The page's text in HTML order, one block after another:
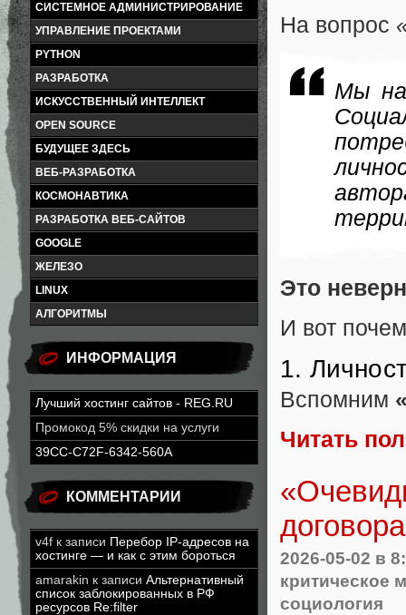
СИСТЕМНОЕ АДМИНИСТРИРОВАНИЕ
УПРАВЛЕНИЕ ПРОЕКТАМИ
PYTHON
РАЗРАБОТКА
ИСКУССТВЕННЫЙ ИНТЕЛЛЕКТ
OPEN SOURCE
БУДУЩЕЕ ЗДЕСЬ
ВЕБ-РАЗРАБОТКА
КОСМОНАВТИКА
РАЗРАБОТКА ВЕБ-САЙТОВ
GOOGLE
ЖЕЛЕЗО
LINUX
АЛГОРИТМЫ
ИНФОРМАЦИЯ
Лучший хостинг сайтов - REG.RU
Промокод 5% скидки на услуги
39CC-C72F-6342-560A
КОММЕНТАРИИ
v4f к записи Перебор IP-адресов на
хостинге — и как с этим бороться
amarakin к записи Альтернативный
список заблокированных в РФ
ресурсов Re:filter
На вопрос
Мы на
Это
И вот
1.
Вспомним
Читать
2026-05-02 в
критическое
социология